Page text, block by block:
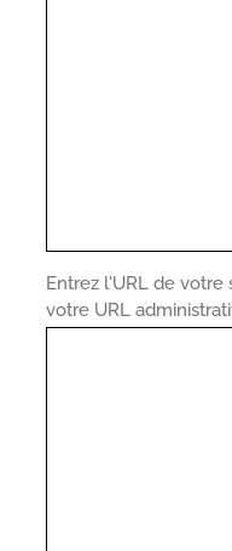
Entrez l'URL de
votre URL